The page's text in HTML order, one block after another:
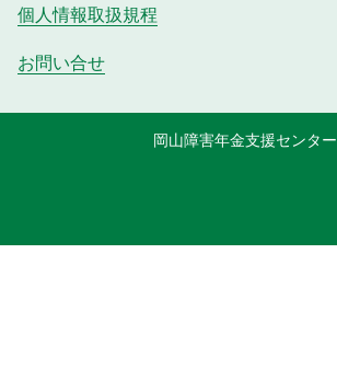
個人情報取扱規程
お問い合せ
岡山障害年金支援センター